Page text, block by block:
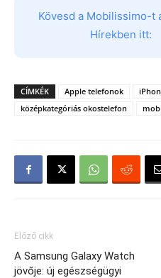
Kövesd a Mobilissimo-t
Hírekben itt:
CÍMKÉK Apple telefonok
középkategóriás okostelefon
Előző cikk
A Samsung Galaxy Watch
jövője: új egészségügyi